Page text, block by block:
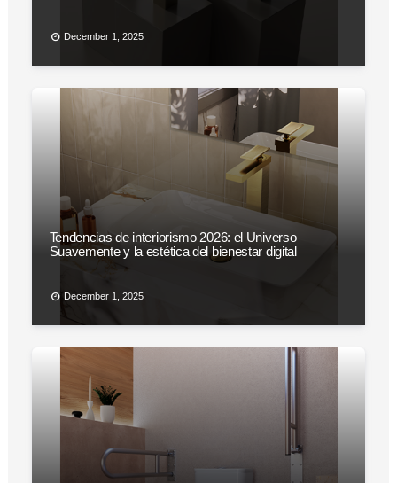
December 1, 2025
Tendencias de interiorismo 2026: el Universo
Suavemente y la estética del bienestar digital
December 1, 2025